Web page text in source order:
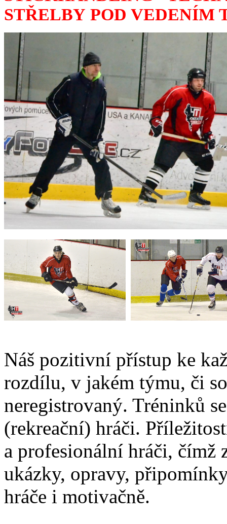
STŘELBY POD VEDENÍM
Náš pozitivní přístup ke
rozdílu, v jakém týmu, či
neregistrovaný. Tréninků
(rekreační) hráči.
a profesionální hráči,
ukázky, opravy,
hráče i motivačně.